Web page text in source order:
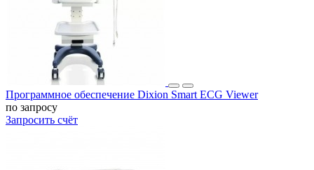
Программное обеспечение Dixion Smart ECG Viewer
по запросу
Запросить счёт